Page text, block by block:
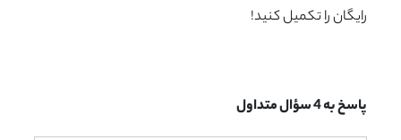
رایگان را تکمیل کنید!
پاسخ به 4 سؤال متداول